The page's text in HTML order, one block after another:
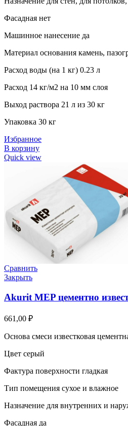
Фасадная нет
Машинное нанесение да
Материал основания камень,
Расход воды (на 1 кг) 0.23 л
Расход 14 кг/м2 на 10 мм слоя
Выход раствора 21 л из 30 кг
Упаковка 30 кг
Избранное
В корзину
Quick view
Сравнить
Закрыть
Akurit MEP цементно
661,00 ₽
Основа смеси известковая
Цвет серый
Фактура поверхности гладкая
Тип помещения сухое и влажное
Назначение для внутренних и
Фасадная да